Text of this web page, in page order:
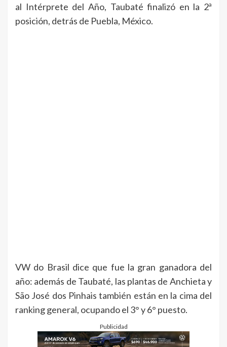
al Intérprete del Año, Taubaté finalizó en la 2ª
posición, detrás de Puebla, México.
VW do Brasil dice que fue la gran ganadora del
año: además de Taubaté, las plantas de Anchieta y
São José dos Pinhais también están en la cima del
ranking general, ocupando el 3° y 6° puesto.
Publicidad